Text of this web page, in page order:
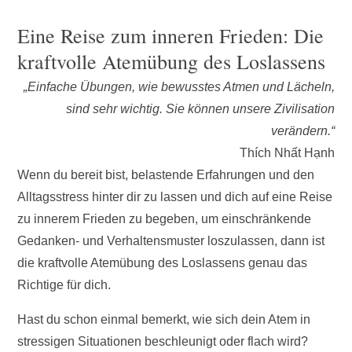
Eine Reise zum inneren Frieden: Die
kraftvolle Atemübung des Loslassens
„Einfache Übungen, wie bewusstes Atmen und Lächeln,
sind sehr wichtig. Sie können unsere Zivilisation
verändern.“
Thích Nhất Hạnh
Wenn du bereit bist, belastende Erfahrungen und den
Alltagsstress hinter dir zu lassen und dich auf eine Reise
zu innerem Frieden zu begeben, um einschränkende
Gedanken- und Verhaltensmuster loszulassen, dann ist
die kraftvolle Atemübung des Loslassens genau das
Richtige für dich.
Hast du schon einmal bemerkt, wie sich dein Atem in
stressigen Situationen beschleunigt oder flach wird?